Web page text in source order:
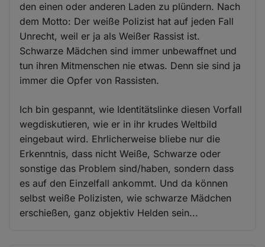
den einen oder anderen Laden zu plündern. Nach
dem Motto: Der weiße Polizist hat auf jeden Fall
Unrecht, weil er ja als Weißer Rassist ist.
Schwarze Mädchen sind immer unbewaffnet und
tun ihren Mitmenschen nie etwas. Denn sie sind ja
immer die Opfer von Rassisten.
Ich bin gespannt, wie Identitätslinke diesen Vorfall
wegdiskutieren, wie er in ihr krudes Weltbild
eingebaut wird. Ehrlicherweise bliebe nur die
Erkenntnis, dass nicht Weiße, Schwarze oder
sonstige das Problem sind/haben, sondern dass
es auf den Einzelfall ankommt. Und da können
selbst weiße Polizisten, wie schwarze Mädchen
erschießen, ganz objektiv Helden sein...